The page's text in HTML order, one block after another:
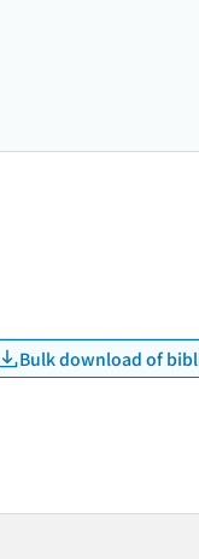
Bulk download of